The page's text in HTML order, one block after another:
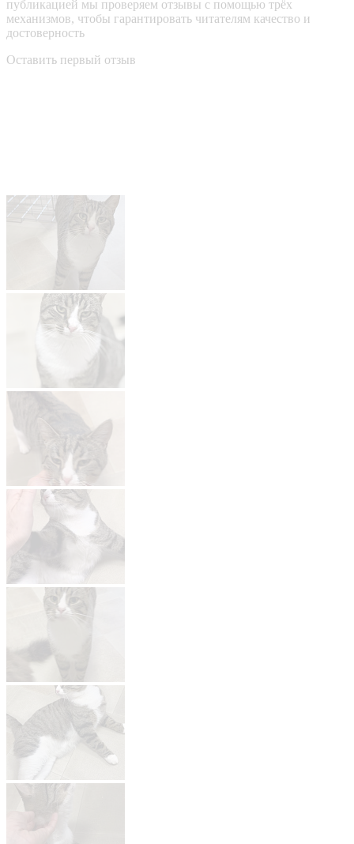
публикацией мы проверяем отзывы с помощью трёх
механизмов, чтобы гарантировать читателям качество и
достоверность
Оставить первый отзыв